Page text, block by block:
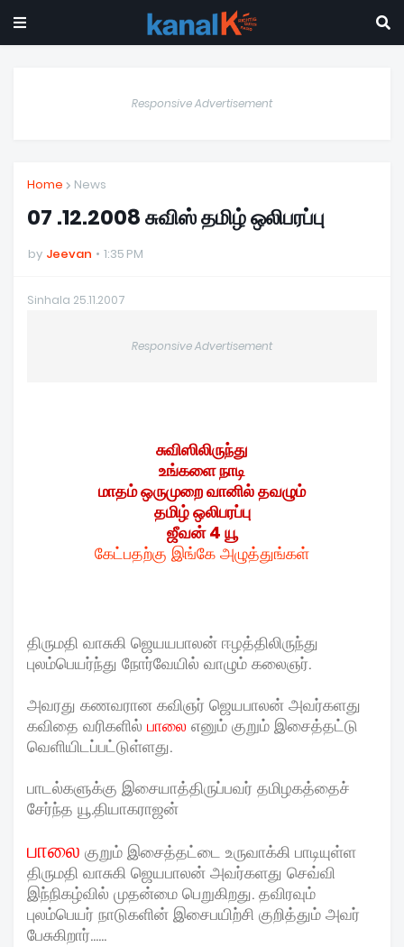
Responsive Advertisement
Home News
07 .12.2008 சுவிஸ் தமிழ் ஒலிபரப்பு
by Jeevan 1:35 PM
Sinhala 25.11.2007
Responsive Advertisement
சுவிஸிலிருந்து
உங்களை நாடி
மாதம் ஒருமுறை வானில் தவழும்
தமிழ் ஒலிபரப்பு
ஜீவன் 4 யூ
கேட்பதற்கு இங்கே அழுத்துங்கள்
திருமதி வாசுகி ஜெயயபாலன் ஈழத்திலிருந்து
புலம்பெயர்ந்து நோர்வேயில் வாழும் கலைஞர்.
அவரது கணவரான கவிஞர் ஜெயபாலன் அவர்களது
கவிதை வரிகளில் பாலை எனும் குறும் இசைத்தட்டு
வெளியிடப்பட்டுள்ளது.
பாடல்களுக்கு இசையாத்திருப்பவர் தமிழகத்தைச்
சேர்ந்த யூ.தியாகராஜன்
பாலை குறும் இசைத்தட்டை உருவாக்கி பாடியுள்ள
திருமதி வாசுகி ஜெயபாலன் அவர்களது செவ்வி
இந்நிகழ்வில் முதன்மை பெறுகிறது. தவிரவும்
புலம்பெயர் நாடுகளின் இசைபயிற்சி குறித்தும் அவர்
பேசுகிறார்......